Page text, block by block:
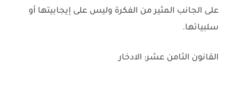
على الجانب المثير من الفكرة وليس على إيجابيتها أو
سلبياتها.
القانون الثامن عشر: الادخار